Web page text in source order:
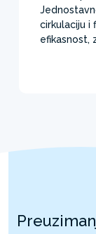
cirkulaciju i
efikasnost,